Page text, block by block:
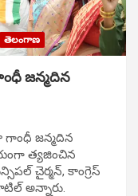
తెలంగాణ
జ‌న్మ‌దిన
జ‌న్మ‌దిన
త్య‌జించిన
చైర్మ‌న్, కాంగ్రెస్
అన్నారు.